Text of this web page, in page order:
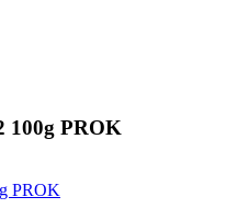
100g PROK